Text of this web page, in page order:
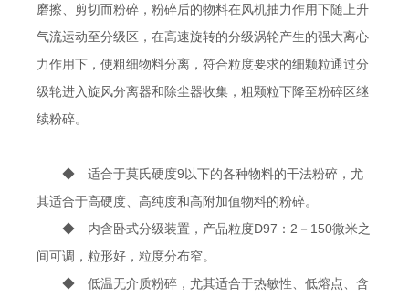
磨擦、剪切而粉碎，粉碎后的物料在风机抽力作用下随上升
气流运动至分级区，在高速旋转的分级涡轮产生的强大离心
力作用下，使粗细物料分离，符合粒度要求的细颗粒通过分
级轮进入旋风分离器和除尘器收集，粗颗粒下降至粉碎区继
续粉碎。
◆ 适合于莫氏硬度9以下的各种物料的干法粉碎，尤
其适合于高硬度、高纯度和高附加值物料的粉碎。
◆ 内含卧式分级装置，产品粒度D97：2－150微米之
间可调，粒形好，粒度分布窄。
◆ 低温无介质粉碎，尤其适合于热敏性、低熔点、含